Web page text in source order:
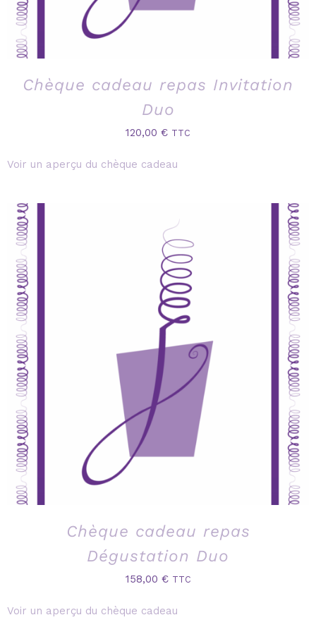
Chèque cadeau repas Invitation
Duo
120,00 € TTC
Voir un aperçu du chèque cadeau
Chèque cadeau repas
Dégustation Duo
158,00 € TTC
Voir un aperçu du chèque cadeau